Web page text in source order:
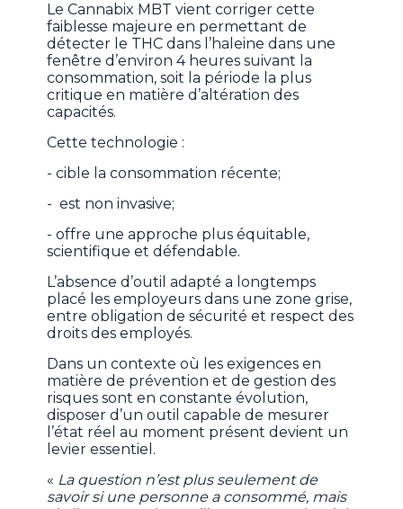
Le Cannabix MBT vient corriger cette
faiblesse majeure en permettant de
détecter le THC dans l’haleine dans une
fenêtre d’environ 4 heures suivant la
consommation, soit la période la plus
critique en matière d’altération des
capacités.
Cette technologie :
- cible la consommation récente;
- est non invasive;
- offre une approche plus équitable,
scientifique et défendable.
L’absence d’outil adapté a longtemps
placé les employeurs dans une zone grise,
entre obligation de sécurité et respect des
droits des employés.
Dans un contexte où les exigences en
matière de prévention et de gestion des
risques sont en constante évolution,
disposer d’un outil capable de mesurer
l’état réel au moment présent devient un
levier essentiel.
« La question n’est plus seulement de
savoir si une personne a consommé, mais